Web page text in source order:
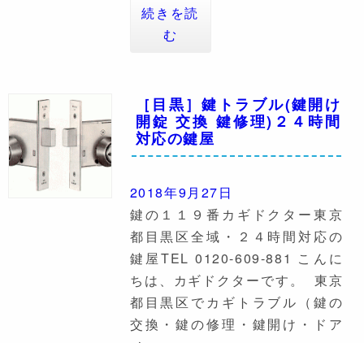
続きを読
む
［目黒］鍵トラブル(鍵開け
開錠 交換 鍵修理)２４時間
対応の鍵屋
2018年9月27日
鍵の１１９番カギドクター東京
都目黒区全域・２４時間対応の
鍵屋TEL 0120-609-881 こんに
ちは、カギドクターです。 東京
都目黒区でカギトラブル（鍵の
交換・鍵の修理・鍵開け・ドア